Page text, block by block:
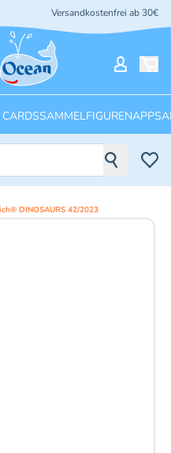
Versandkostenfrei ab 30€
SAMMELFIGURENAPPS
DINOSAURS 42/2023